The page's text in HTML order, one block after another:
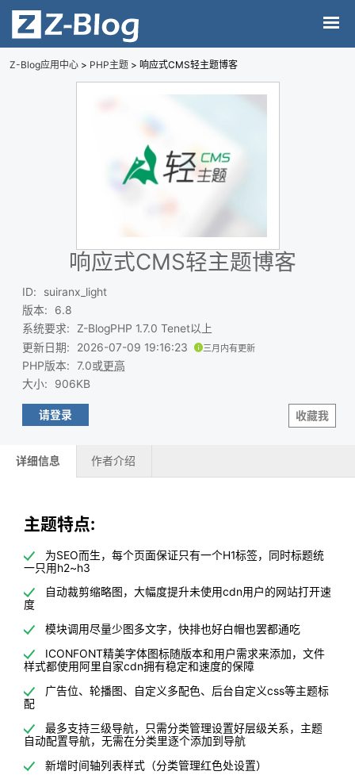
Z-Blog应用中心 > PHP主题 > 响应式CMS轻主题博客
响应式CMS轻主题博客
ID:
suiranx_light
版本:
6.8
系统要求:
Z-BlogPHP 1.7.0 Tenet以上
更新日期: 2026-07-09 19:16:23 三月内有更新
PHP版本: 7.0或更高
大小: 906KB
收藏我
请登录
详细信息 作者介绍
主题特点:
为SEO而生，每个页面保证只有一个H1标签，同时标题统
一只用h2~h3
自动裁剪缩略图，大幅度提升未使用cdn用户的网站打开速
度
模块调用尽量少图多文字，快排也好白帽也罢都通吃
ICONFONT精美字体图标随版本和用户需求来添加，文件
样式都使用阿里自家cdn拥有稳定和速度的保障
广告位、轮播图、自定义多配色、后台自定义css等主题标
配
最多支持三级导航，只需分类管理设置好层级关系，主题
自动配置导航，无需在分类里逐个添加到导航
新增时间轴列表样式（分类管理红色处设置）